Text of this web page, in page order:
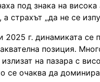
под знака на
страхът „да не се
г. динамиката се
позиция.
на пазара с
се очаква да